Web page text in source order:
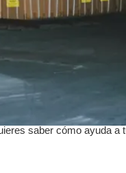
saber cómo ayuda a